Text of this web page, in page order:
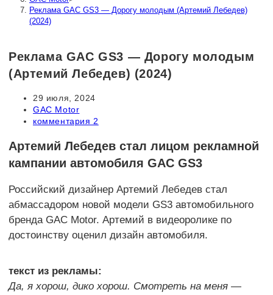
Реклама GAC GS3 — Дорогу молодым (Артемий Лебедев)
(2024)
Реклама GAC GS3 — Дорогу молодым
(Артемий Лебедев) (2024)
Запись
опубликована:
29 июля, 2024
Рубрика
записи:
GAC Motor
Комментарии
записи:
комментария 2
Артемий Лебедев стал лицом рекламной
кампании автомобиля GAC GS3
Российский дизайнер Артемий Лебедев стал
абмассадором новой модели GS3 автомобильного
бренда GAC Motor. Артемий в видеоролике по
достоинству оценил дизайн автомобиля.
текст из рекламы:
Да, я хорош, дико хорош. Смотреть на меня —